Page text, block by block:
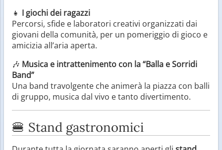
👧 I giochi dei ragazzi
Percorsi, sfide e laboratori creativi organizzati dai
giovani della comunità, per un pomeriggio di gioco e
amicizia all’aria aperta.
🎶 Musica e intrattenimento con la “Balla e Sorridi
Band”
Una band travolgente che animerà la piazza con balli
di gruppo, musica dal vivo e tanto divertimento.
🍔 Stand gastronomici